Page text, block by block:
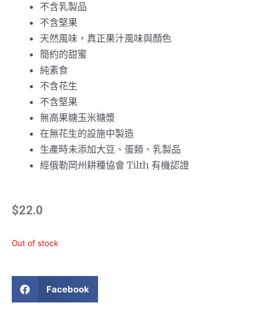
不含乳製品
不含堅果
天然風味，真正果汁風味與顏色
簡約的甜蜜
純素食
不含花生
不含堅果
無高果糖玉米糖漿
在無花生的設施中製造
生產時未添加大豆、蛋類、乳製品
經俄勒岡州耕種協會 Tilth 有機認證
$22.0
Out of stock
Facebook